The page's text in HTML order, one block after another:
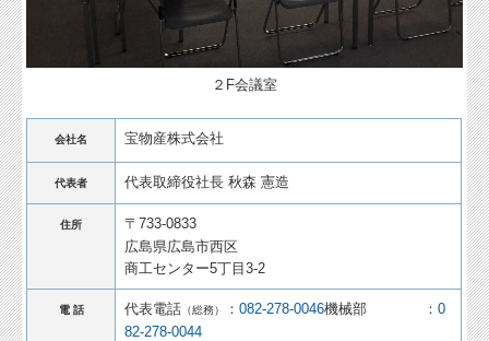
会社名 宝物産株式会社
代表者 代表取締役社長 秋森 憲造
住所
〒733-0833
広島県広島市西区
商工センター5丁目3-2
電 話 代表電話 （総務） ：082-278-0046機械部 ：0
82-278-0044
２F会議室